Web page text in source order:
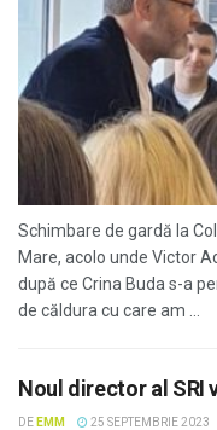
Schimbare de gardă la
Mare, acolo unde Victor
după ce Crina Buda s-a
de căldura cu care am ...
Noul director al SRI
DE EMM 25 SEPTEMBRIE 2023